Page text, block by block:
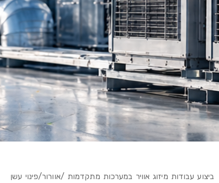
ביצוע עבודות מיזוג אוויר במערכות מתקדמות /אוורור/פינוי עשן